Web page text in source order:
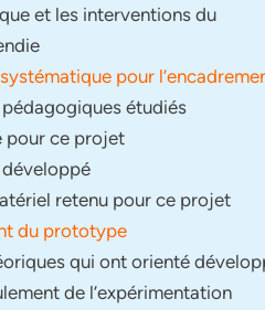
et les interventions du
pour
pédagogiques étudiés
pour ce projet
retenu pour ce projet
du prototype
qui ont orienté
de l’expérimentation